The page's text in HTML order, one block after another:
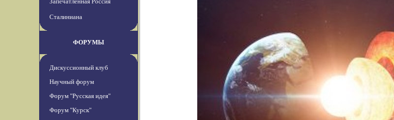
Сталиниана
ФОРУМЫ
Дискуссионный клуб
Научный форум
Форум "Русская идея"
Форум "Курск"